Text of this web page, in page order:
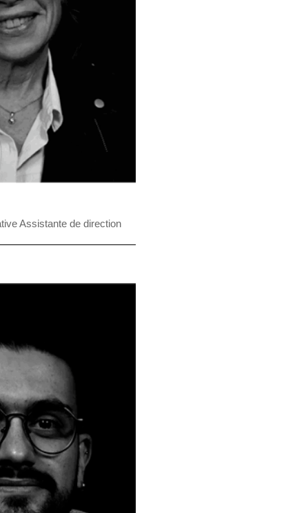
Assistante de direction